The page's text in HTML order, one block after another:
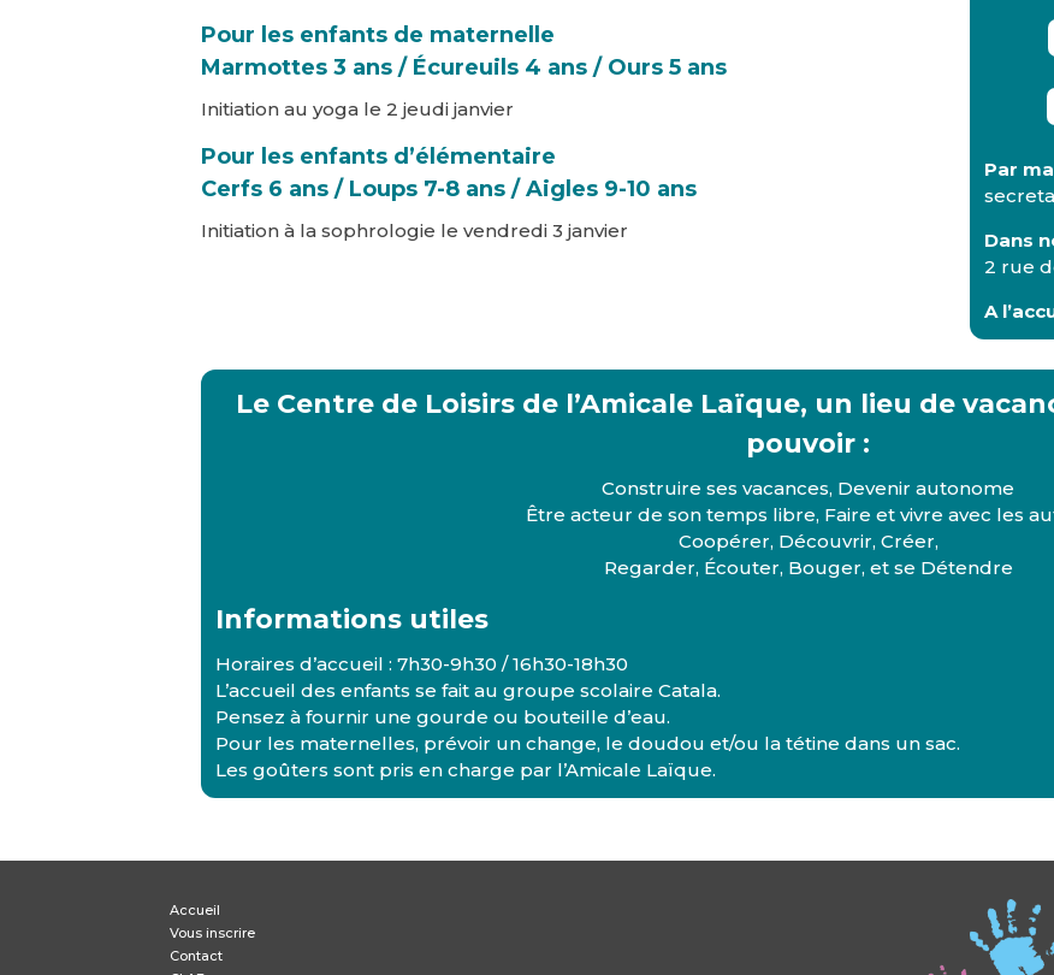
Pour les enfants de maternelle
Marmottes 3 ans / Écureuils 4 ans / Ours 5 ans
Initiation au yoga le 2 jeudi janvier
Pour les enfants d’élémentaire
Cerfs 6 ans / Loups 7-8 ans / Aigles 9-10 ans
Initiation à la sophrologie le vendredi 3 janvier
Par
Dans
2 rue
A
Le Centre de Loisirs de l’Amicale Laïque, un lieu de
pouvoir :
Construire ses vacances, Devenir autonome
Être acteur de son temps libre, Faire et vivre avec les
Coopérer, Découvrir, Créer,
Regarder, Écouter, Bouger, et se Détendre
Informations utiles
Horaires d’accueil : 7h30-9h30 / 16h30-18h30
L’accueil des enfants se fait au groupe scolaire Catala.
Pensez à fournir une gourde ou bouteille d’eau.
Pour les maternelles, prévoir un change, le doudou et/ou la tétine dans un sac.
Les goûters sont pris en charge par l’Amicale Laïque.
Accueil
Vous inscrire
Contact